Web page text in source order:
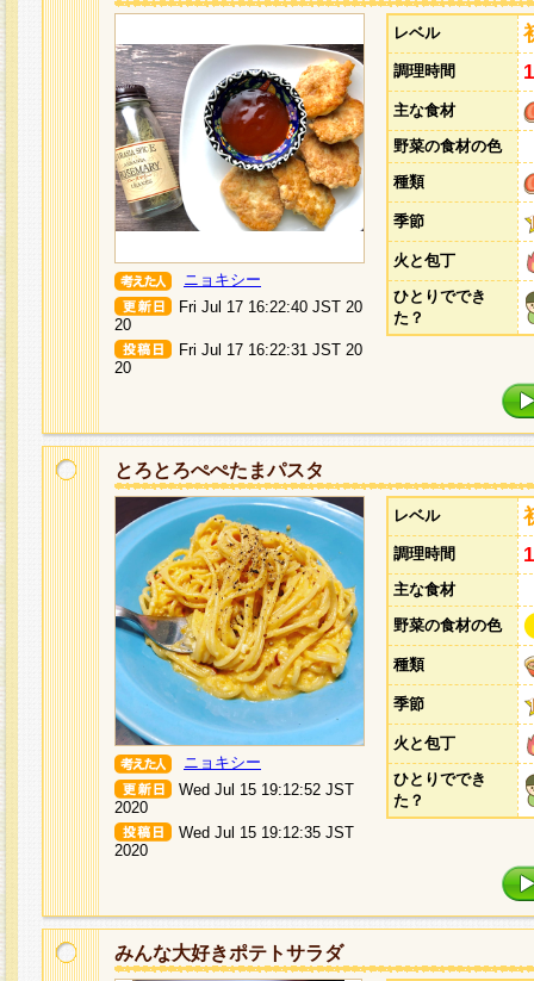
ニョキシー
Fri Jul 17 16:22:40 JST 20
20
Fri Jul 17 16:22:31 JST 20
20
レベル
調理時間
主な食材
野菜の食材の色
種類
季節
火と包丁
ひとりででき
た？
とろとろぺぺたまパスタ
ニョキシー
Wed Jul 15 19:12:52 JST
2020
Wed Jul 15 19:12:35 JST
2020
レベル
調理時間
主な食材
野菜の食材の色
種類
季節
火と包丁
ひとりででき
た？
みんな大好きポテトサラダ